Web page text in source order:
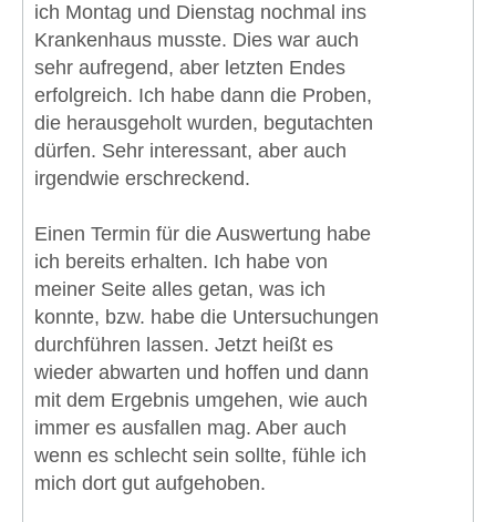
ich Montag und Dienstag nochmal ins
Krankenhaus musste. Dies war auch
sehr aufregend, aber letzten Endes
erfolgreich. Ich habe dann die Proben,
die herausgeholt wurden, begutachten
dürfen. Sehr interessant, aber auch
irgendwie erschreckend.
Einen Termin für die Auswertung habe
ich bereits erhalten. Ich habe von
meiner Seite alles getan, was ich
konnte, bzw. habe die Untersuchungen
durchführen lassen. Jetzt heißt es
wieder abwarten und hoffen und dann
mit dem Ergebnis umgehen, wie auch
immer es ausfallen mag. Aber auch
wenn es schlecht sein sollte, fühle ich
mich dort gut aufgehoben.